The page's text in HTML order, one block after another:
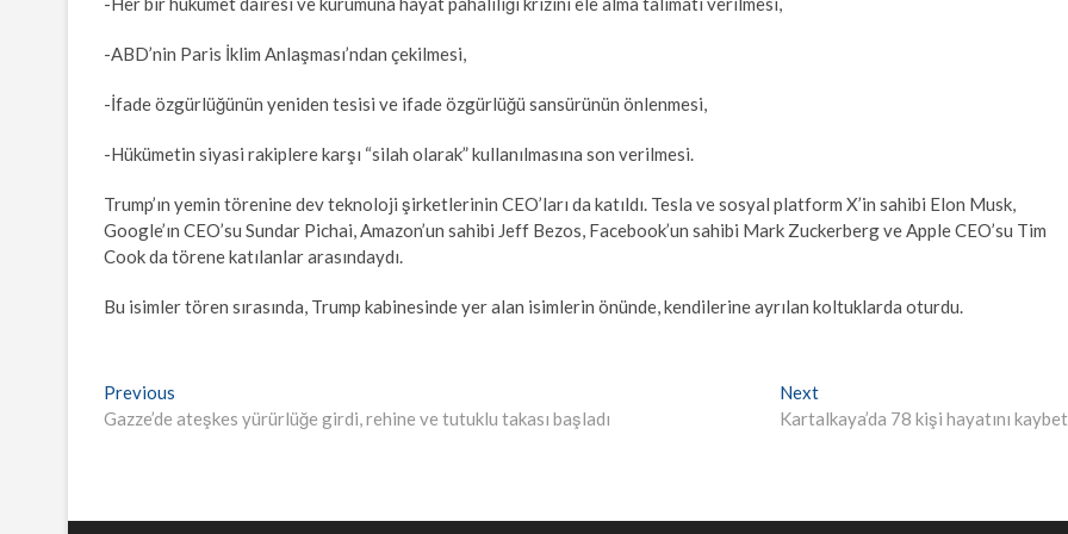
-ABD’nin Paris İklim Anlaşması’ndan çekilmesi,
-İfade özgürlüğünün yeniden tesisi ve ifade özgürlüğü sansürünün önlenmesi,
-Hükümetin siyasi rakiplere karşı “silah olarak” kullanılmasına son verilmesi.
Trump’ın yemin törenine dev teknoloji şirketlerinin CEO’ları da katıldı. Tesla ve sosyal platform X’in sahibi Elon Musk,
Google’ın CEO’su Sundar Pichai, Amazon’un sahibi Jeff Bezos, Facebook’un sahibi Mark Zuckerberg ve Apple CEO’su Tim
Cook da törene katılanlar arasındaydı.
Bu isimler tören sırasında, Trump kabinesinde yer alan isimlerin önünde, kendilerine ayrılan koltuklarda oturdu.
Yazı
gezinmesi
Previous
post:
Gazze’de ateşkes yürürlüğe girdi, rehine ve tutuklu takası başladı
NextNext
post:
Kartalkaya’da 78 kişi hayatını